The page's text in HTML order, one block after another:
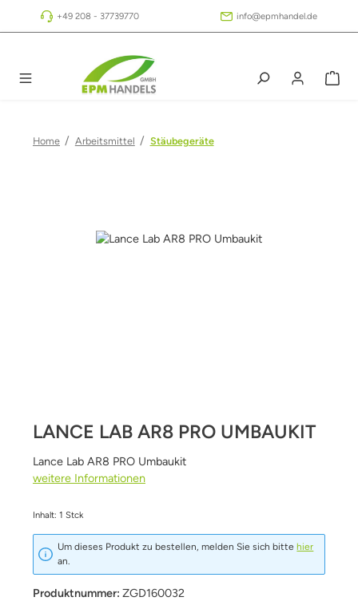
Zum Hauptinhalt springen
+49 208 - 37739770 info@epmhandel.de
Home / Arbeitsmittel / Stäubegeräte
Bildergalerie überspringen
LANCE LAB AR8 PRO UMBAUKIT
Lance Lab AR8 PRO Umbaukit
weitere Informationen
Inhalt: 1 Stck
Um dieses Produkt zu bestellen, melden Sie sich bitte hier
an.
Produktnummer: ZGD160032